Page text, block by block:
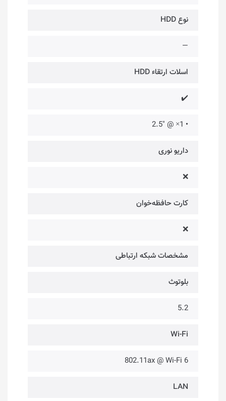
نوع HDD
—
اسلات ارتقاء HDD
✔️
• 1× @ "2.5
داریو نوری
❌
کارت حافظه‌خوان
❌
مشخصات شبکه ارتباطی
بلوتوث
5.2
Wi-Fi
802.11ax @ Wi-Fi 6
LAN